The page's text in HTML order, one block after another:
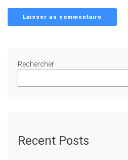
Rechercher
Recent Posts